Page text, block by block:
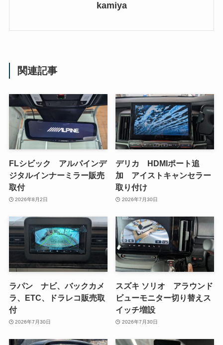
kamiya
関連記事
FLシビック アルパインデ
ジタルインナーミラー販売
取付
2026年8月2日
デリカ HDMIポート追
加 アイストキャンセラー
取り付け
2026年7月30日
ラパン ナビ、バックカメ
ラ、ETC、ドラレコ販売取
付
2026年7月30日
スズキ ソリオ アラウンド
ビューモニター切り替えス
イッチ増設
2026年7月30日